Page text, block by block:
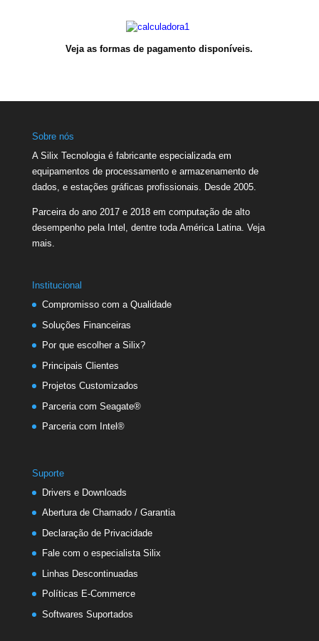
Veja as formas de pagamento disponíveis.
Sobre nós
A Silix Tecnologia é fabricante especializada em
equipamentos de processamento e armazenamento de
dados, e estações gráficas profissionais. Desde 2005.
Parceira do ano 2017 e 2018 em computação de alto
desempenho pela Intel, dentre toda América Latina. Veja
mais.
Institucional
Compromisso com a Qualidade
Soluções Financeiras
Por que escolher a Silix?
Principais Clientes
Projetos Customizados
Parceria com Seagate®
Parceria com Intel®
Suporte
Drivers e Downloads
Abertura de Chamado / Garantia
Declaração de Privacidade
Fale com o especialista Silix
Linhas Descontinuadas
Políticas E-Commerce
Softwares Suportados